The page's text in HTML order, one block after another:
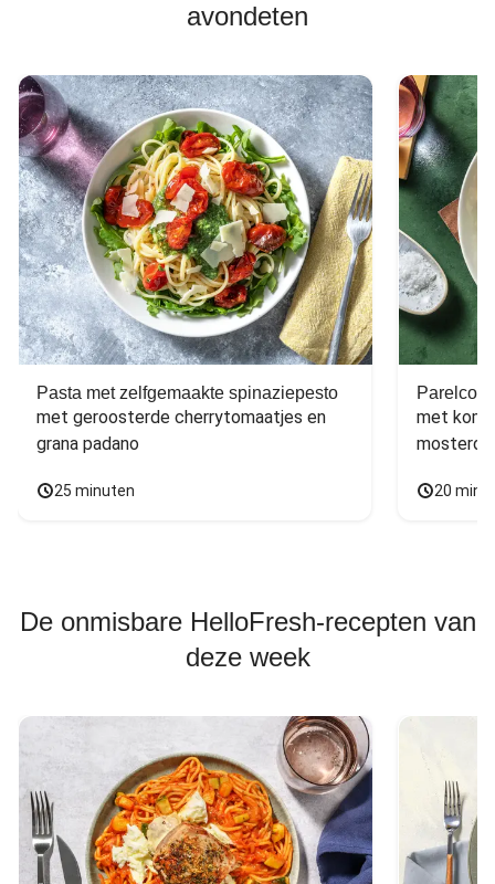
avondeten
Pasta met zelfgemaakte spinaziepesto
met geroosterde cherrytomaatjes en
grana padano
25 minuten
met
20
De onmisbare HelloFresh-recepten van
deze week